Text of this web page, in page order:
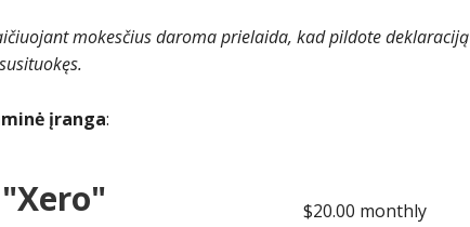
mokesčius daroma prielaida, kad pildote deklaraciją
įranga:
"Xero" $20.00 monthly